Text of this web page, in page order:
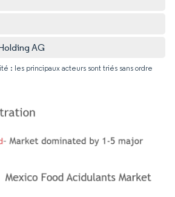
AG
: les principaux acteurs sont triés sans ordre